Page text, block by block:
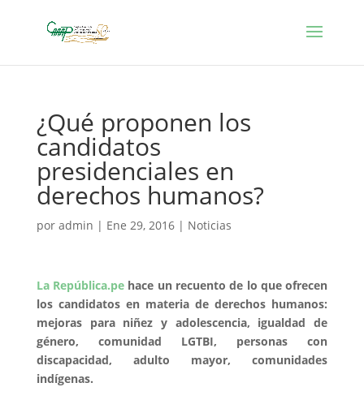
¿Qué proponen los
candidatos
presidenciales en
derechos humanos?
por admin | Ene 29, 2016| Noticias
La República.pe hace un recuento de lo que ofrecen
los candidatos en materia de derechos humanos:
mejoras para niñez y adolescencia, igualdad de
género, comunidad LGTBI, personas con
discapacidad, adulto mayor, comunidades
indígenas.